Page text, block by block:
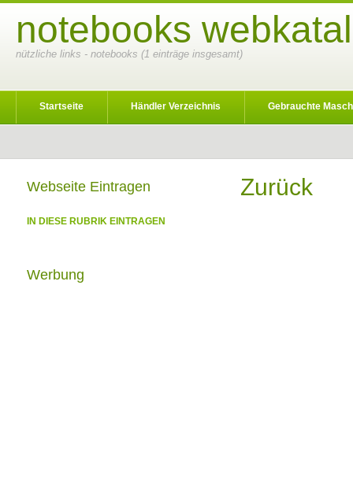
notebooks
nützliche links - notebooks (1 einträge insgesamt)
Startseite Händler Verzeichnis Gebrauchte
Zurück
Webseite Eintragen
IN DIESE RUBRIK EINTRAGEN
Werbung